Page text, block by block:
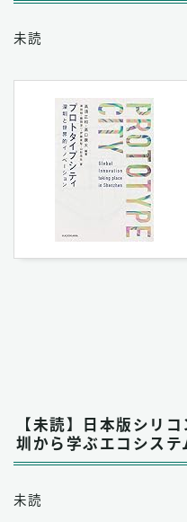
未読
【未読】日本版シリ
圳から学ぶエコシス
未読